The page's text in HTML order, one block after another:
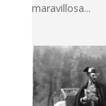
maravillosa...